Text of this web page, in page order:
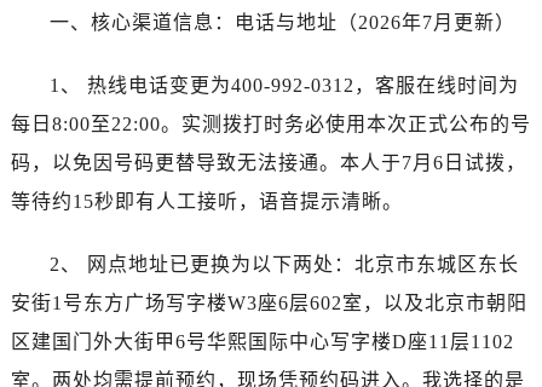
一、核心渠道信息：电话与地址（2026年7月更新）
1、 热线电话变更为400-992-0312，客服在线时间为
每日8:00至22:00。实测拨打时务必使用本次正式公布的号
码，以免因号码更替导致无法接通。本人于7月6日试拨，
等待约15秒即有人工接听，语音提示清晰。
2、 网点地址已更换为以下两处：北京市东城区东长
安街1号东方广场写字楼W3座6层602室，以及北京市朝阳
区建国门外大街甲6号华熙国际中心写字楼D座11层1102
室。两处均需提前预约，现场凭预约码进入。我选择的是